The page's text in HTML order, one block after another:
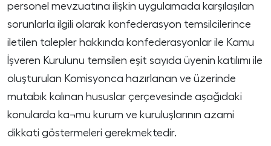
personel mevzuatına ilişkin uygulamada karşılaşılan
sorunlarla ilgili olarak konfederasyon temsilcilerince
iletilen talepler hakkında konfederasyonlar ile Kamu
İşveren Kurulunu temsilen eşit sayıda üyenin katılımı ile
oluşturulan Komisyonca hazırlanan ve üzerinde
mutabık kalınan hususlar çerçevesinde aşağıdaki
konularda ka¬mu kurum ve kuruluşlarının azami
dikkati göstermeleri gerekmektedir.